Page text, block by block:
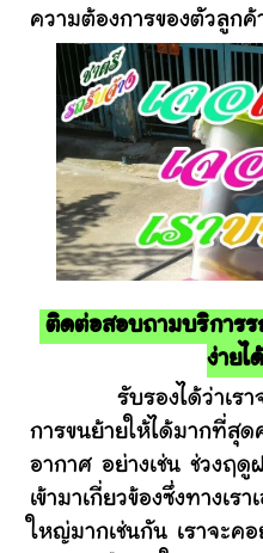
ความต้องการของตัวลูกค้
ติดต่อสอบถามบริการ
ง่ายไ
รับรองได้ว่าเราจะ
การขนย้ายให้ได้มากที่สุ
อากาศ อย่างเช่น ช่วงฤ
เข้ามาเกี่ยวข้องซึ่งทางเ
ใหญ่มากเช่นกัน เราจะ